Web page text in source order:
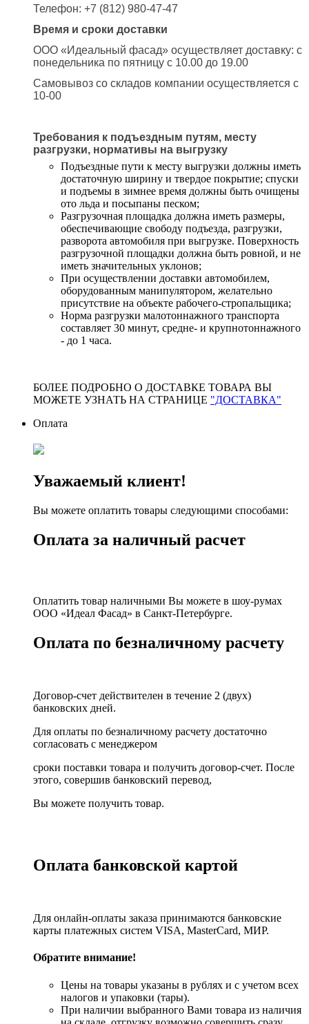
Телефон: +7 (812) 980-47-47
Время и сроки доставки
ООО «Идеальный фасад» осуществляет доставку: с
понедельника по пятницу с 10.00 до 19.00
Самовывоз со складов компании осуществляется с
10-00
Требования к подъездным путям, месту
разгрузки, нормативы на выгрузку
Подъездные пути к месту выгрузки должны иметь
достаточную ширину и твердое покрытие; спуски
и подъемы в зимнее время должны быть очищены
ото льда и посыпаны песком;
Разгрузочная площадка должна иметь размеры,
обеспечивающие свободу подъезда, разгрузки,
разворота автомобиля при выгрузке. Поверхность
разгрузочной площадки должна быть ровной, и не
иметь значительных уклонов;
При осуществлении доставки автомобилем,
оборудованным манипулятором, желательно
присутствие на объекте рабочего-стропальщика;
Норма разгрузки малотоннажного транспорта
составляет 30 минут, средне- и крупнотоннажного
- до 1 часа.
БОЛЕЕ ПОДРОБНО О ДОСТАВКЕ ТОВАРА ВЫ
МОЖЕТЕ УЗНАТЬ НА СТРАНИЦЕ "ДОСТАВКА"
Оплата
Уважаемый клиент!
Вы можете оплатить товары следующими способами:
Оплата за наличный расчет
Оплатить товар наличными Вы можете в шоу-румах
ООО «Идеал Фасад» в Санкт-Петербурге.
Оплата по безналичному расчету
Договор-счет действителен в течение 2 (двух)
банковских дней.
Для оплаты по безналичному расчету достаточно
согласовать с менеджером
сроки поставки товара и получить договор-счет. После
этого, совершив банковский перевод,
Вы можете получить товар.
Оплата банковской картой
Для онлайн-оплаты заказа принимаются банковские
карты платежных систем VISA, MasterСard, МИР.
Обратите внимание!
Цены на товары указаны в рублях и с учетом всех
налогов и упаковки (тары).
При наличии выбранного Вами товара из наличия